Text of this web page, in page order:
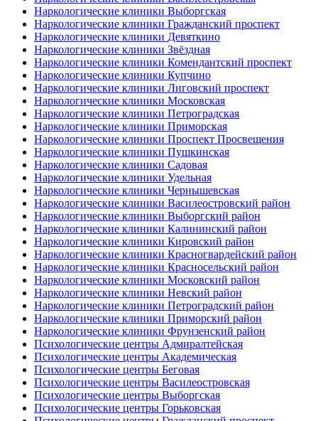
Наркологические клиники Выборгская
Наркологические клиники Гражданский проспект
Наркологические клиники Девяткино
Наркологические клиники Звёздная
Наркологические клиники Комендантский проспект
Наркологические клиники Купчино
Наркологические клиники Лиговский проспект
Наркологические клиники Московская
Наркологические клиники Петроградская
Наркологические клиники Приморская
Наркологические клиники Проспект Просвещения
Наркологические клиники Пушкинская
Наркологические клиники Садовая
Наркологические клиники Удельная
Наркологические клиники Чернышевская
Наркологические клиники Василеостровский район
Наркологические клиники Выборгский район
Наркологические клиники Калининский район
Наркологические клиники Кировский район
Наркологические клиники Красногвардейский район
Наркологические клиники Красносельский район
Наркологические клиники Московский район
Наркологические клиники Невский район
Наркологические клиники Петроградский район
Наркологические клиники Приморский район
Наркологические клиники Фрунзенский район
Психологические центры Адмиралтейская
Психологические центры Академическая
Психологические центры Беговая
Психологические центры Василеостровская
Психологические центры Выборгская
Психологические центры Горьковская